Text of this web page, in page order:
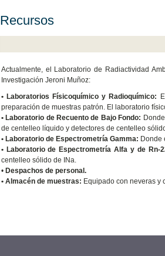
Recursos
Actualmente, el Laboratorio de Radiactividad
Investigación Jeroni Muñoz:
• Laboratorios Físicoquímico y Radioquímico:
preparación de muestras patrón. El laboratorio
• Laboratorio de Recuento de Bajo Fondo:
de centelleo líquido y detectores de centelleo
• Laboratorio de Espectrometría Gamma: Donde
• Laboratorio de Espectrometría Alfa y de Rn-
centelleo sólido de INa.
• Despachos de personal.
• Almacén de muestras: Equipado con neveras y